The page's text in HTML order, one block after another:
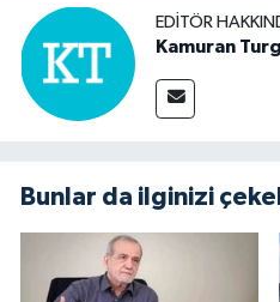
EDITÖR
Kamuran
Bunlar da ilginizi